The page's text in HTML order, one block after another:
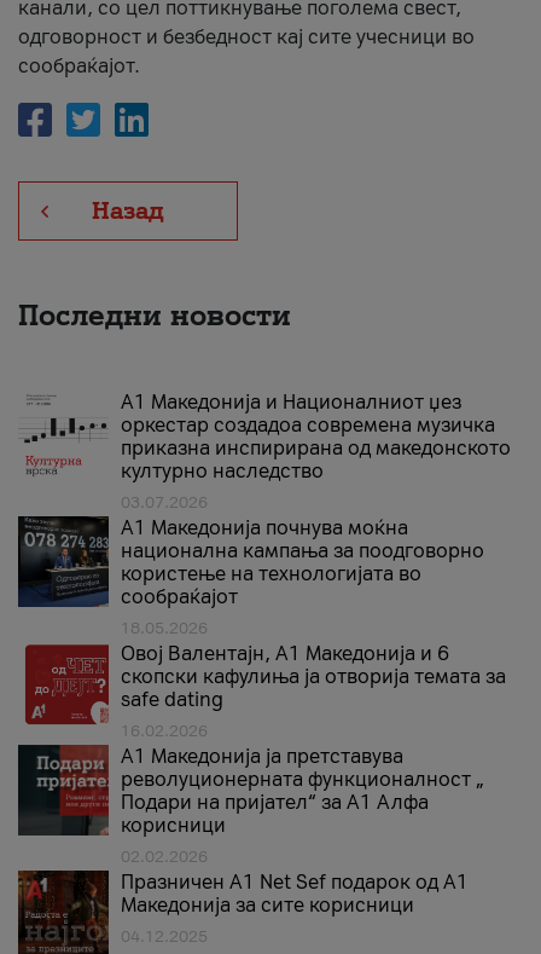
канали, со цел поттикнување поголема свест,
одговорност и безбедност кај сите учесници во
сообраќајот.
Назад
Последни новости
А1 Македонија и Националниот џез
оркестар создадоа современа музичка
приказна инспирирана од македонското
културно наследство
03.07.2026
A1 Македонија почнува моќна
национална кампања за поодговорно
користење на технологијата во
сообраќајот
18.05.2026
Овој Валентајн, A1 Македонија и 6
скопски кафулиња ја отворија темата за
safe dating
16.02.2026
А1 Македонија ја претставува
револуционерната функционалност „
Подари на пријател“ за А1 Алфа
корисници
02.02.2026
Празничен A1 Net Sеf подарок од А1
Македонија за сите корисници
04.12.2025